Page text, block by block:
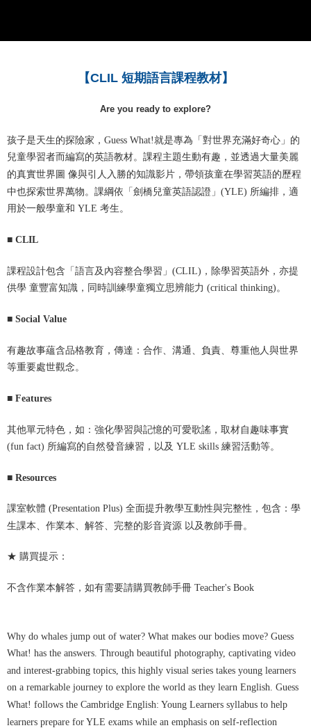
【CLIL 短期語言課程教材】
Are you ready to explore?
孩子是天生的探險家，Guess What!就是專為「對世界充滿好奇心」的
兒童學習者而編寫的英語教材。課程主題生動有趣，並透過大量美麗
的真實世界圖 像與引人入勝的知識影片，帶領孩童在學習英語的歷程
中也探索世界萬物。課綱依「劍橋兒童英語認證」(YLE) 所編排，適
用於一般學童和 YLE 考生。
■ CLIL
課程設計包含「語言及內容整合學習」(CLIL)，除學習英語外，亦提
供學 童豐富知識，同時訓練學童獨立思辨能力 (critical thinking)。
■ Social Value
有趣故事蘊含品格教育，傳達：合作、溝通、負責、尊重他人與世界
等重要處世觀念。
■ Features
其他單元特色，如：強化學習與記憶的可愛歌謠，取材自趣味事實
(fun fact) 所編寫的自然發音練習，以及 YLE skills 練習活動等。
■ Resources
課室軟體 (Presentation Plus) 全面提升教學互動性與完整性，包含：學
生課本、作業本、解答、完整的影音資源 以及教師手冊。
★ 購買提示：
不含作業本解答，如有需要請購買教師手冊 Teacher's Book
Why do whales jump out of water? What makes our bodies move? Guess
What! has the answers. Through beautiful photography, captivating video
and interest-grabbing topics, this highly visual series takes young learners
on a remarkable journey to explore the world as they learn English. Guess
What! follows the Cambridge English: Young Learners syllabus to help
learners prepare for YLE exams while an emphasis on self-reflection